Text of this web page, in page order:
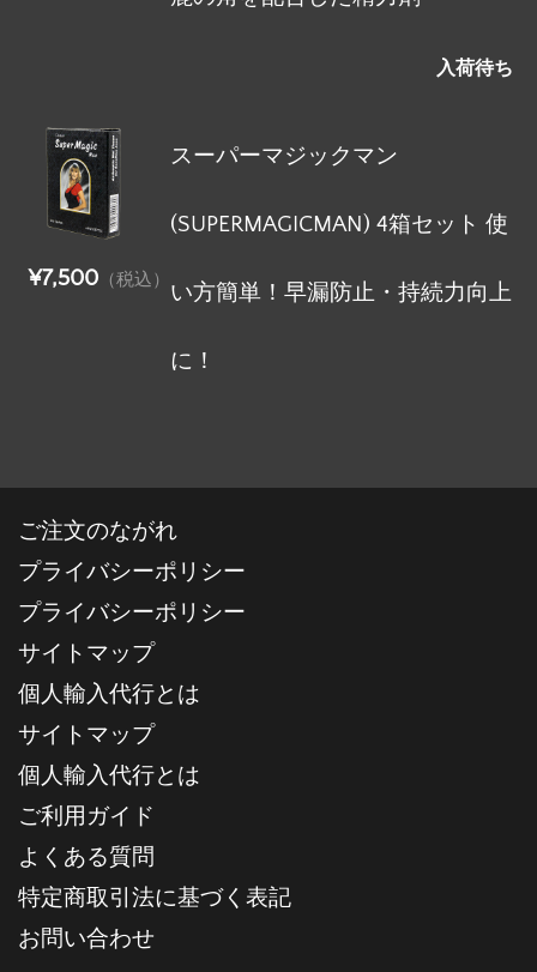
入荷待ち
スーパーマジックマン
(SUPERMAGICMAN) 4箱セット 使
い方簡単！早漏防止・持続力向上
に！
¥7,500 （税込）
ご注文のながれ
プライバシーポリシー
プライバシーポリシー
サイトマップ
個人輸入代行とは
サイトマップ
個人輸入代行とは
ご利用ガイド
よくある質問
特定商取引法に基づく表記
お問い合わせ